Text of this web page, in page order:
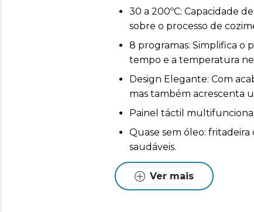
30 a 200ºC: Capacidade
sobre o processo de
8 programas: Simplifica o
tempo e a temperatura
Design Elegante: Com
mas também acrescenta
Painel táctil
Quase sem óleo:
saudáveis.
Tecnologia PerfectCook:
ar quente que circula por
Ver mais